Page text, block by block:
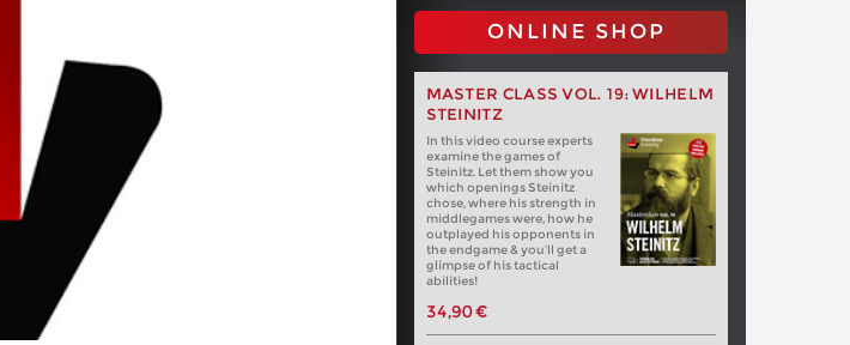
ONLINE SHOP
MASTER CLASS VOL. 19: WILHELM
STEINITZ
In this video course experts
examine the games of
Steinitz. Let them show you
which openings Steinitz
chose, where his strength in
middlegames were, how he
outplayed his opponents in
the endgame & you’ll get a
glimpse of his tactical
abilities!
34,90 €